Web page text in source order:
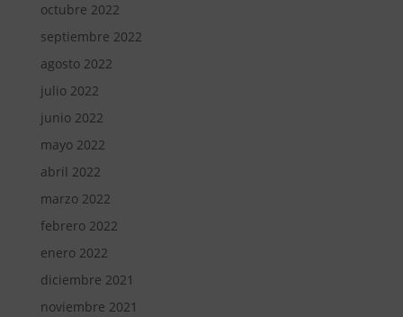
octubre 2022
septiembre 2022
agosto 2022
julio 2022
junio 2022
mayo 2022
abril 2022
marzo 2022
febrero 2022
enero 2022
diciembre 2021
noviembre 2021